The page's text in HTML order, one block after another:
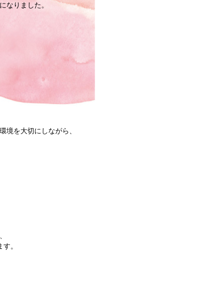
なりました。
境を大切にしながら、
。